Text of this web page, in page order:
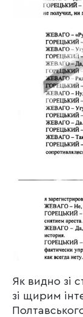
Як видно зі
зі щирим